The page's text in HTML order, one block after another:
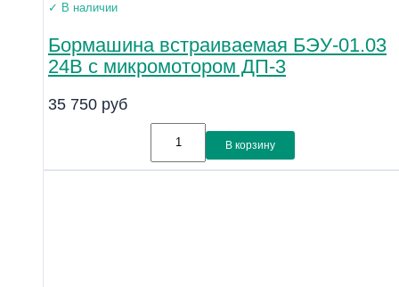
✓ В наличии
Бормашина встраиваемая БЭУ-01.03
24В с микромотором ДП-3
35 750 руб
В корзину